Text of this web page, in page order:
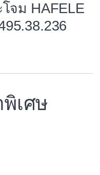
จม HAFELE
เศษ